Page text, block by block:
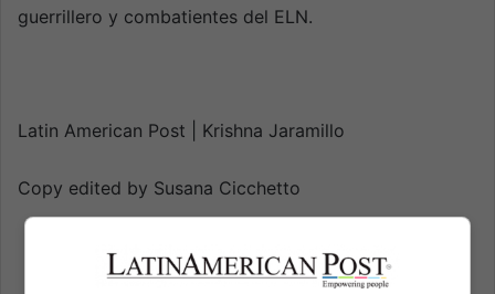
guerrillero y combatientes del ELN.
Latin American Post | Krishna Jaramillo
Copy edited by Susana Cicchetto